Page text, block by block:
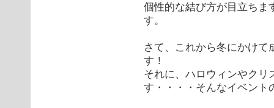
個性的な結び方が目立ちま
す。
さて、これから冬にかけ
す！
それに、ハロウィンやクリ
す・・・・そんなイベント